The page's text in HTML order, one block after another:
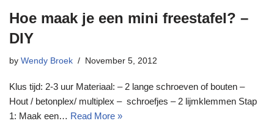
Hoe maak je een mini freestafel? –
DIY
by Wendy Broek November 5, 2012
Klus tijd: 2-3 uur Materiaal: – 2 lange schroeven of bouten –
Hout / betonplex/ multiplex – schroefjes – 2 lijmklemmen Stap
1: Maak een… Read More »